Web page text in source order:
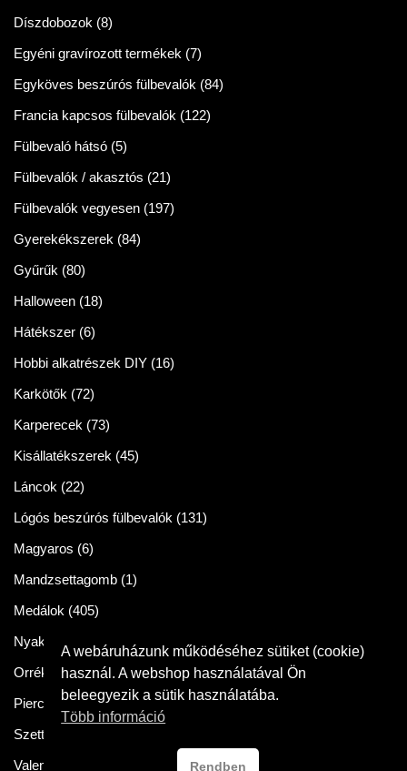
Díszdobozok (8)
Egyéni gravírozott termékek (7)
Egyköves beszúrós fülbevalók (84)
Francia kapcsos fülbevalók (122)
Fülbevaló hátsó (5)
Fülbevalók / akasztós (21)
Fülbevalók vegyesen (197)
Gyerekékszerek (84)
Gyűrűk (80)
Halloween (18)
Hátékszer (6)
Hobbi alkatrészek DIY (16)
Karkötők (72)
Karperecek (73)
Kisállatékszerek (45)
Láncok (22)
Lógós beszúrós fülbevalók (131)
Magyaros (6)
Mandzsettagomb (1)
Medálok (405)
Nyakláncok
(86)
Orrékszer (2)
Piercingek (11)
Szettek
Valentin napra
A webáruházunk működéséhez sütiket (cookie)
használ. A webshop használatával Ön
beleegyezik a sütik használatába.
Több információ
Rendben